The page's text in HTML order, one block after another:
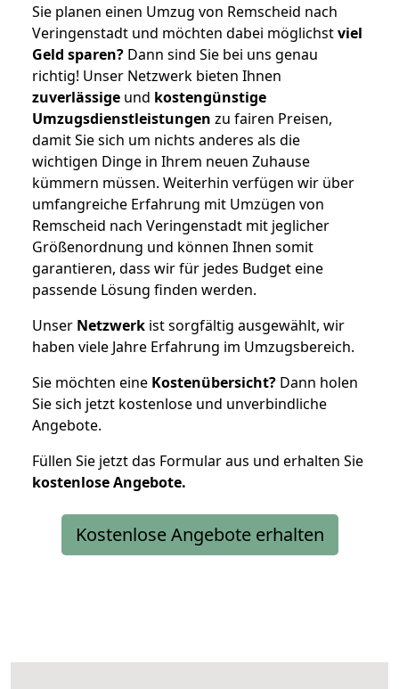
Sie planen einen Umzug von Remscheid nach
Veringenstadt und möchten dabei möglichstviel
Geld sparen? Dann sind Sie bei uns genau
richtig! Unser Netzwerk bieten Ihnen
zuverlässige und kostengünstige
Umzugsdienstleistungen zu fairen Preisen,
damit Sie sich um nichts anderes als die
wichtigen Dinge in Ihrem neuen Zuhause
kümmern müssen. Weiterhin verfügen wir über
umfangreiche Erfahrung mit Umzügen von
Remscheid nach Veringenstadt mit jeglicher
Größenordnung und können Ihnen somit
garantieren, dass wir für jedes Budget eine
passende Lösung finden werden.
Unser Netzwerk ist sorgfältig ausgewählt, wir
haben viele Jahre Erfahrung im Umzugsbereich.
Sie möchten eine Kostenübersicht? Dann holen
Sie sich jetzt kostenlose und unverbindliche
Angebote.
Füllen Sie jetzt das Formular aus und erhalten Sie
kostenloseAngebote.
Kostenlose Angebote erhalten